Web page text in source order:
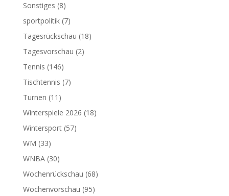
Sonstiges (8)
sportpolitik(7)
Tagesrückschau (18)
Tagesvorschau (2)
Tennis (146)
Tischtennis (7)
Turnen (11)
Winterspiele 2026 (18)
Wintersport(57)
WM (33)
WNBA(30)
Wochenrückschau (68)
Wochenvorschau (95)